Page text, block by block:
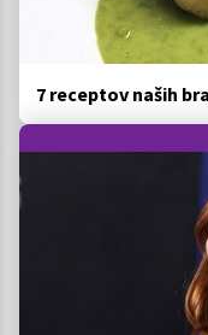
7 receptov naših